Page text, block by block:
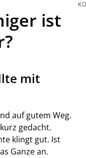
ist
mit
auf gutem Weg.
gedacht.
klingt gut. Ist
Ganze an.